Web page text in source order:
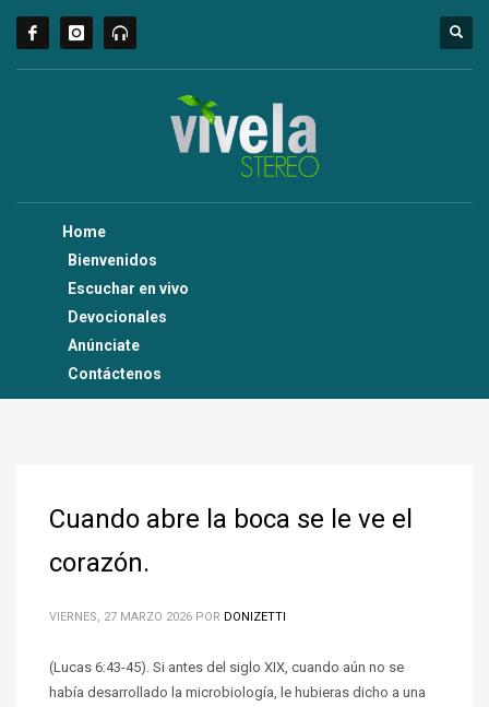
Home
Bienvenidos
Escuchar en vivo
Devocionales
Anúnciate
Contáctenos
Cuando abre la boca se le ve el
corazón.
VIERNES, 27 MARZO 2026 POR DONIZETTI
(Lucas 6:43-45). Si antes del siglo XIX, cuando aún no se
había desarrollado la microbiología, le hubieras dicho a una